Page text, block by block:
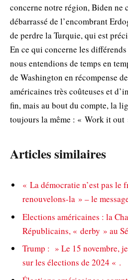
concerne notre région, Biden ne
débarrassé de l’encombrant
de perdre la Turquie, qui est
En ce qui concerne les
nous entendions de temps en
de Washington en récompense
américaines très coûteuses et
fin, mais au bout du compte, la
toujours la même : « Work it out
Articles similaires
« La démocratie n’est pas le
renouvelons-la » – le
Elections américaines : la
Républicains, « derby » au
Trump : » Le 15 novembre,
sur les élections de 2024 « .